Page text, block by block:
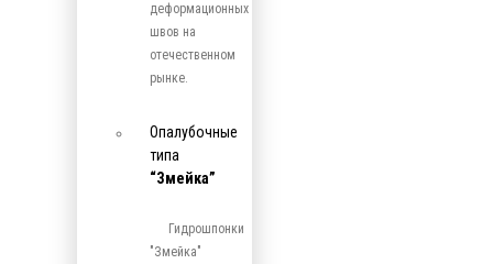
деформационных
швов на
отечественном
рынке.
Опалубочные
типа
“Змейка”
Гидрошпонки
"Змейка"